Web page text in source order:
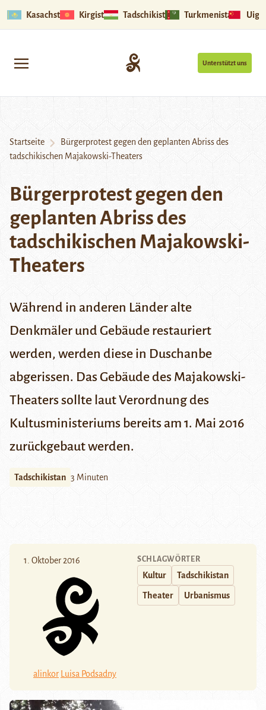
Kasachstan Kirgistan Tadschikistan Turkmenistan
Unterstützt uns
Startseite
Bürgerprotest gegen den geplanten Abriss des
tadschikischen Majakowski-Theaters
Bürgerprotest gegen den
geplanten Abriss des
tadschikischen Majakowski-
Theaters
Während in anderen Länder alte
Denkmäler und Gebäude restauriert
werden, werden diese in Duschanbe
abgerissen. Das Gebäude des Majakowski-
Theaters sollte laut Verordnung des
Kultusministeriums bereits am 1. Mai 2016
zurückgebaut werden.
Tadschikistan 3 Minuten
1. Oktober 2016
alinkor Luisa Podsadny
SCHLAGWÖRTER
Kultur Tadschikistan
Theater Urbanismus